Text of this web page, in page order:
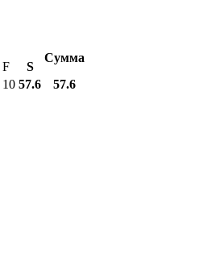
Сумма
F
S
10 57.6 57.6